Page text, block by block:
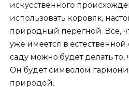
искусственного
использовать коровяк,
природный перегной. Все,
уже имеется в естественной
саду можно будет делать то,
Он будет символом
природой.